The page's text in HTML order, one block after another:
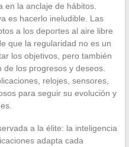
en la anclaje de hábitos.
es hacerlo ineludible. Las
a los deportes al aire libre
que la regularidad no es un
los objetivos, pero también
los progresos y deseos.
relojes, sensores,
para seguir su evolución y
a la élite: la inteligencia
adapta cada